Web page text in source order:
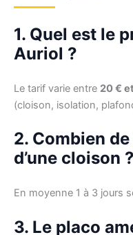
1. Quel est le
Auriol ?
Le tarif varie entre 20 €
(cloison, isolation,
2. Combien
d’une cloison ?
En moyenne 1 à 3 jours
3. Le placo